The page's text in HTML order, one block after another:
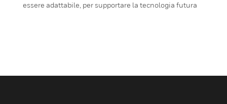
essere adattabile, per supportare la tecnologia futura